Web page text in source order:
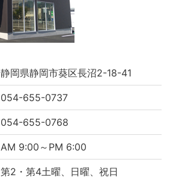
静岡県静岡市葵区長沼2-18-41
054-655-0737
054-655-0768
AM 9:00～PM 6:00
第2・第4土曜、日曜、祝日